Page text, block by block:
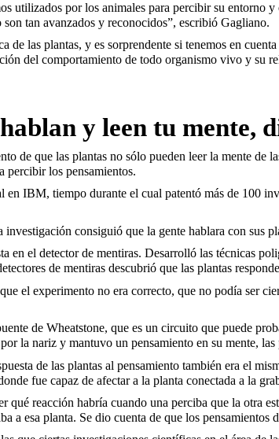
utilizados por los animales para percibir su entorno
tan avanzados y reconocidos”, escribió Gagliano.
de las plantas, y es sorprendente si tenemos en
del comportamiento de todo organismo vivo y su
y leen tu mente,
de que las plantas no sólo pueden leer la mente de
percibir los pensamientos.
IBM, tiempo durante el cual patentó más de 100
consiguió que la gente hablara con sus
en el detector de mentiras. Desarrolló las técnicas
de mentiras descubrió que las plantas
el experimento no era correcto, que no podía ser
de Wheatstone, que es un circuito que puede
la nariz y mantuvo un pensamiento en su mente, las
de las plantas al pensamiento también era el
fue capaz de afectar a la planta conectada a la
qué reacción habría cuando una perciba que la otra
a esa planta. Se dio cuenta de que los